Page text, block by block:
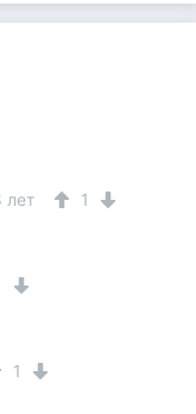
лет 1
1